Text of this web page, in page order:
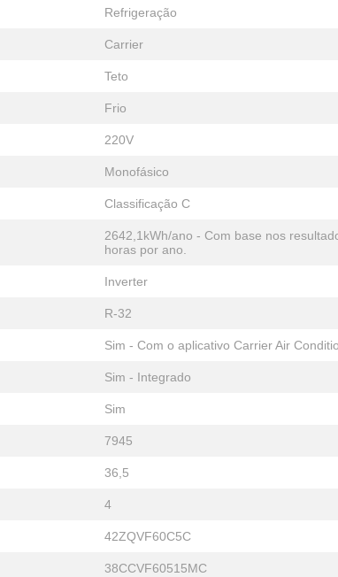
Refrigeração
Carrier
Teto
Frio
220V
Monofásico
Classificação C
2642,1kWh/ano - Com base nos
horas por ano.
Inverter
R-32
Sim - Com o aplicativo Carrier Air
Sim - Integrado
Sim
7945
36,5
4
42ZQVF60C5C
38CCVF60515MC